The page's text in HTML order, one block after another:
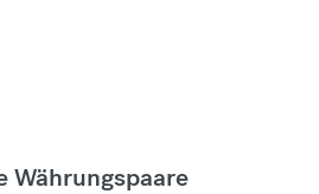
Währungspaare